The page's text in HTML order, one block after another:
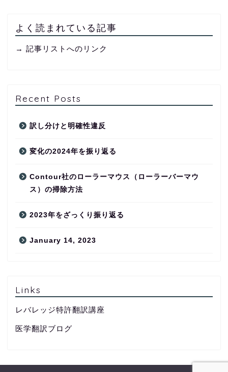
よく読まれている記事
→ 記事リストへのリンク
Recent Posts
訳し分けと明確性違反
変化の2024年を振り返る
Contour社のローラーマウス（ローラーバーマウ
ス）の掃除方法
2023年をざっくり振り返る
January 14, 2023
Links
レバレッジ特許翻訳講座
医学翻訳ブログ